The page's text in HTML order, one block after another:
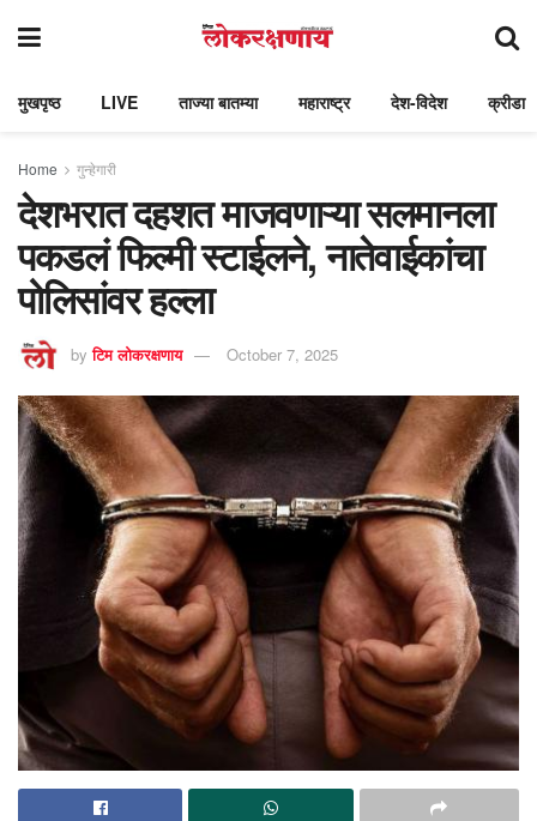
मुखपृष्ठ LIVE ताज्या बातम्या महाराष्ट्र देश-विदेश क्रीडा
Home गुन्हेगारी
देशभरात दहशत माजवणाऱ्या सलमानला
पकडलं फिल्मी स्टाईलने, नातेवाईकांचा
पोलिसांवर हल्ला
by टिम लोकरक्षणाय October 7, 2025